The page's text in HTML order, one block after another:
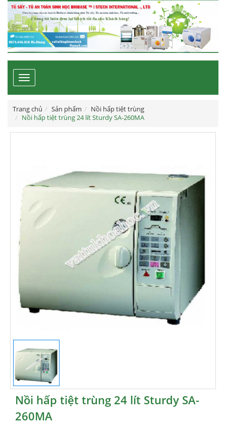
Toggle
navigation
Trang chủ Sản phẩm
Nồi hấp tiệt trùng
Nồi hấp tiệt trùng 24 lít Sturdy SA-260MA
Nồi hấp tiệt trùng 24 lít Sturdy SA-
260MA